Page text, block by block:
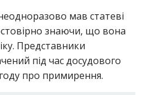
мав статеві
знаючи, що вона
Представники
під час досудового
про примирення.